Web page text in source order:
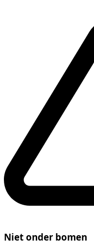
Niet onder bomen